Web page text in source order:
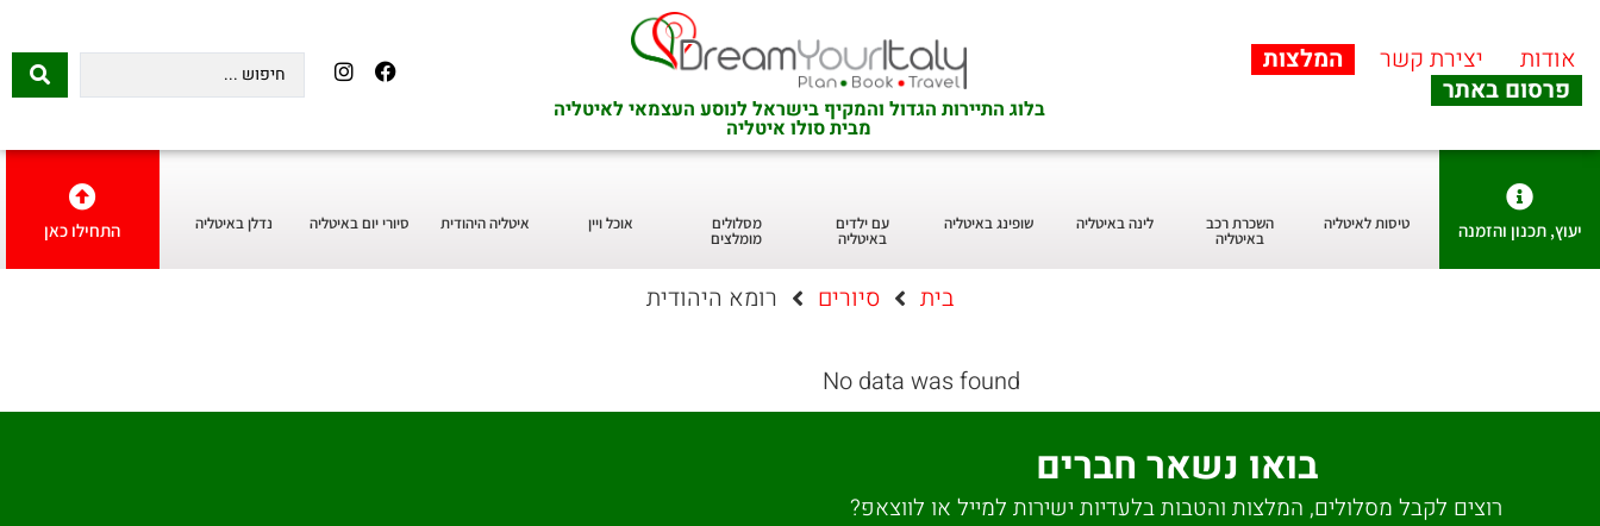
אודות יצירת קשר
המלצות
פרסום באתר
בלוג התיירות הגדול והמקיף בישראל לנוסע העצמאי לאיטליה
מבית סולו איטליה
יעוץ, תכנון והזמנה טיסות לאיטליה השכרת רכב
באיטליה
לינה באיטליה שופינג באיטליה עם ילדים
באיטליה
מסלולים
מומלצים
אוכל ויין איטליה היהודית סיורי יום באיטליה נדלן באיטליה התחילו כאן
בית סיורים רומא היהודית
No data was found
בואו נשאר חברים
רוצים לקבל מסלולים, המלצות והטבות בלעדיות ישירות למייל או לווצאפ?